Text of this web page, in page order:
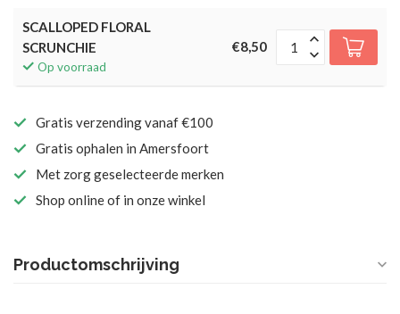
SCALLOPED FLORAL
SCRUNCHIE
Op voorraad
€8,50
Gratis verzending vanaf €100
Gratis ophalen in Amersfoort
Met zorg geselecteerde merken
Shop online of in onze winkel
Productomschrijving